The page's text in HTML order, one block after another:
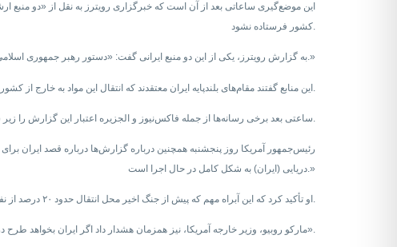
این موضع‌گیری ساعاتی بعد از آن است که خبرگزاری رویترز به نقل از «دو منبع
کشور فرستاده نشود.
به گزارش رویترز، یکی از این دو منبع ایرانی گفت: «دستور رهبر جمهوری اسلامی و اجماع در داخل حاکمیت این است که ذخایر اورانیوم غنی‌شده نباید از کشور خارج شود.»
رئیس‌جمهور آمریکا روز پنجشنبه همچنین درباره گزارش‌ها درباره قصد ایران
دریایی (ایران) به شکل کامل در حال اجرا است.»
او تأکید کرد که این آبراه مهم که پیش از جنگ اخیر محل انتقال حدود ۲۰ درصد از نفت و گاز جهان بود، باید باز شود و عبور و مرور کشتی‌ها در آن آزاد باشد.
مارکو روبیو، وزیر خارجه آمریکا، نیز همزمان هشدار داد اگر ایران بخواهد طرح دریافت عوارض از کشتی‌ها در تنگه هرمز را اجرا کند، توافق با ایالات متحده «غیرممکن خواهد شد».